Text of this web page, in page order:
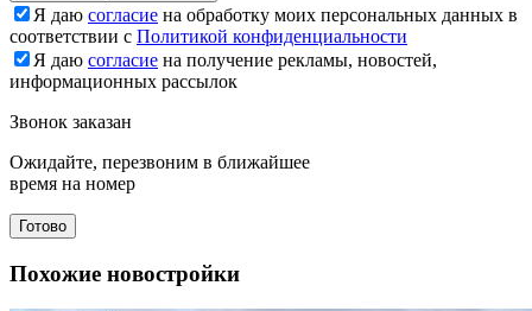
Я даю согласие на обработку моих персональных данных в
соответствии с Политикой конфиденциальности
Я даю согласие на получение рекламы, новостей,
информационных рассылок
Звонок заказан
Ожидайте, перезвоним в ближайшее
время на номер
Готово
Похожие новостройки